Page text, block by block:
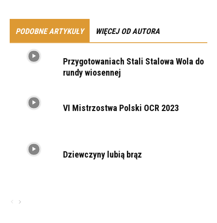
PODOBNE ARTYKUŁY WIĘCEJ OD AUTORA
Przygotowaniach Stali Stalowa Wola do
rundy wiosennej
VI Mistrzostwa Polski OCR 2023
Dziewczyny lubią brąz